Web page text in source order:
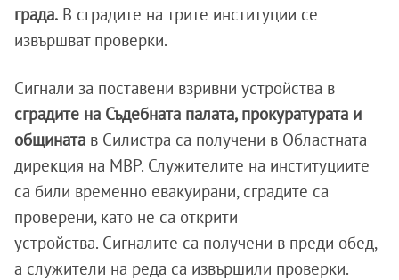
града. В сградите на трите институции се
извършват проверки.
Сигнали за поставени взривни устройства в
сградите на Съдебната палата, прокуратурата и
общината в Силистра са получени в Областната
дирекция на МВР. Служителите на институциите
са били временно евакуирани, сградите са
проверени, като не са открити
устройства. Сигналите са получени в преди обед,
а служители на реда са извършили проверки.